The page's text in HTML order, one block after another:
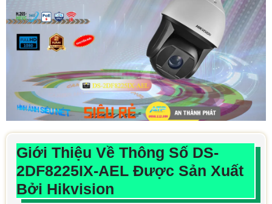
Giới Thiệu Về Thông Số DS-
2DF8225IX-AEL Được Sản Xuất
Bởi Hikvision